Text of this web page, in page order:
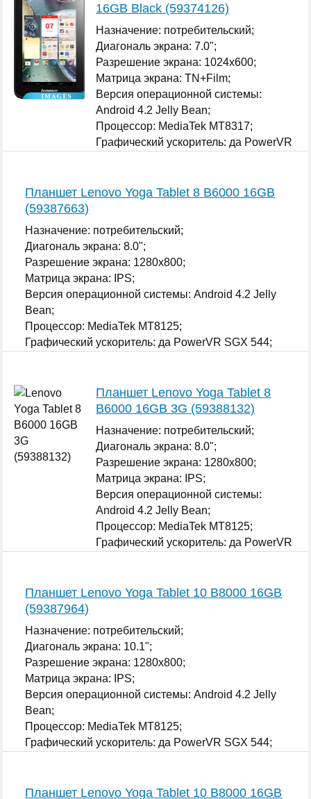
16GB Black (59374126)
Назначение: потребительский;
Диагональ экрана: 7.0";
Разрешение экрана: 1024x600;
Матрица экрана: TN+Film;
Версия операционной системы:
Android 4.2 Jelly Bean;
Процессор: MediaTek MT8317;
Графический ускоритель: да PowerVR
Планшет Lenovo Yoga Tablet 8 B6000 16GB
(59387663)
Назначение: потребительский;
Диагональ экрана: 8.0";
Разрешение экрана: 1280x800;
Матрица экрана: IPS;
Версия операционной системы: Android 4.2 Jelly
Bean;
Процессор: MediaTek MT8125;
Графический ускоритель: да PowerVR SGX 544;
Планшет Lenovo Yoga Tablet 8
B6000 16GB 3G (59388132)
Назначение: потребительский;
Диагональ экрана: 8.0";
Разрешение экрана: 1280x800;
Матрица экрана: IPS;
Версия операционной системы:
Android 4.2 Jelly Bean;
Процессор: MediaTek MT8125;
Графический ускоритель: да PowerVR
Планшет Lenovo Yoga Tablet 10 B8000 16GB
(59387964)
Назначение: потребительский;
Диагональ экрана: 10.1";
Разрешение экрана: 1280x800;
Матрица экрана: IPS;
Версия операционной системы: Android 4.2 Jelly
Bean;
Процессор: MediaTek MT8125;
Графический ускоритель: да PowerVR SGX 544;
Планшет Lenovo Yoga Tablet 10 B8000 16GB